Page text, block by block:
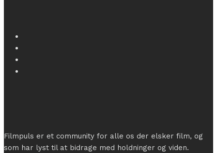
Filmpuls er et community for alle os der elsker film, og
som har lyst til at bidrage med holdninger og viden.